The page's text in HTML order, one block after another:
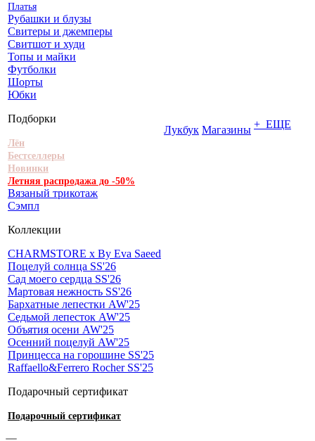
Платья
Рубашки и блузы
Свитеры и джемперы
Свитшот и худи
Топы и майки
Футболки
Шорты
Юбки
Подборки
Лён
Бестселлеры
Новинки
Летняя распродажа до -50%
Вязаный трикотаж
Сэмпл
Коллекции
CHARMSTORE х By Eva Saeed
Поцелуй солнца SS'26
Сад моего сердца SS'26
Мартовая нежность SS'26
Бархатные лепестки AW'25
Седьмой лепесток AW'25
Объятия осени AW'25
Осенний поцелуй AW'25
Принцесса на горошине SS'25
Raffaello&Ferrero Rocher SS'25
Подарочный сертификат
Подарочный сертификат
Лукбук Магазины + ЕЩЕ